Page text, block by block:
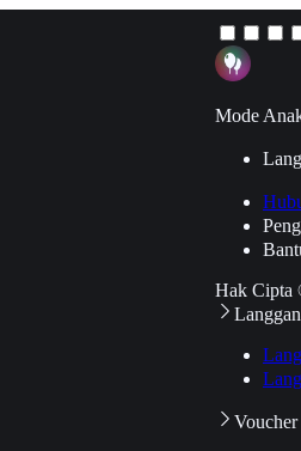
Mode
Hak Cipta